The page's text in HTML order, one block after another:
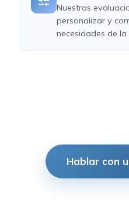
Nuestras
personalizar y
necesidades de
Hablar con